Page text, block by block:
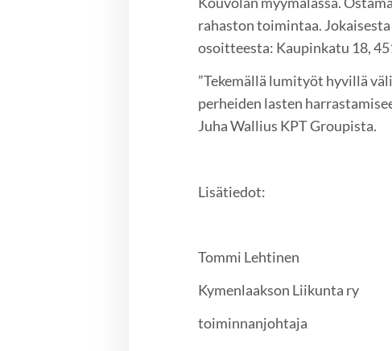
rahaston toimintaa.
osoitteesta: Kaupinkatu 18,
”Tekemällä lumityöt hyvillä
perheiden lasten
Juha Wallius KPT Groupista.
Lisätiedot:
Tommi Lehtinen
Kymenlaakson Liikunta ry
toiminnanjohtaja